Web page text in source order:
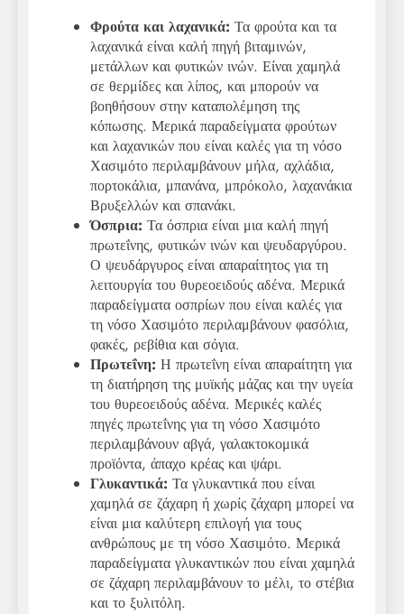
Φρούτα και λαχανικά: Τα φρούτα και τα
λαχανικά είναι καλή πηγή βιταμινών,
μετάλλων και φυτικών ινών. Είναι χαμηλά
σε θερμίδες και λίπος, και μπορούν να
βοηθήσουν στην καταπολέμηση της
κόπωσης. Μερικά παραδείγματα φρούτων
και λαχανικών που είναι καλές για τη νόσο
Χασιμότο περιλαμβάνουν μήλα, αχλάδια,
πορτοκάλια, μπανάνα, μπρόκολο, λαχανάκια
Βρυξελλών και σπανάκι.
Όσπρια: Τα όσπρια είναι μια καλή πηγή
πρωτεΐνης, φυτικών ινών και ψευδαργύρου.
Ο ψευδάργυρος είναι απαραίτητος για τη
λειτουργία του θυρεοειδούς αδένα. Μερικά
παραδείγματα οσπρίων που είναι καλές για
τη νόσο Χασιμότο περιλαμβάνουν φασόλια,
φακές, ρεβίθια και σόγια.
Πρωτεΐνη: Η πρωτεΐνη είναι απαραίτητη για
τη διατήρηση της μυϊκής μάζας και την υγεία
του θυρεοειδούς αδένα. Μερικές καλές
πηγές πρωτεΐνης για τη νόσο Χασιμότο
περιλαμβάνουν αβγά, γαλακτοκομικά
προϊόντα, άπαχο κρέας και ψάρι.
Γλυκαντικά: Τα γλυκαντικά που είναι
χαμηλά σε ζάχαρη ή χωρίς ζάχαρη μπορεί να
είναι μια καλύτερη επιλογή για τους
ανθρώπους με τη νόσο Χασιμότο. Μερικά
παραδείγματα γλυκαντικών που είναι χαμηλά
σε ζάχαρη περιλαμβάνουν το μέλι, το στέβια
και το ξυλιτόλη.